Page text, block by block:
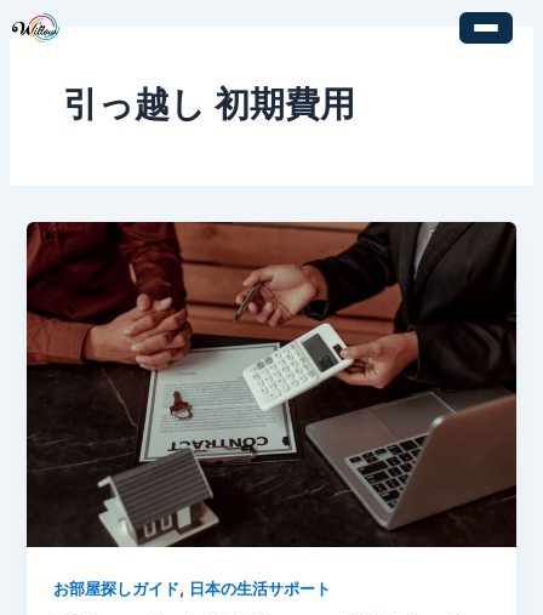
引っ越し 初期費用
お部屋探しガイド, 日本の生活サポート